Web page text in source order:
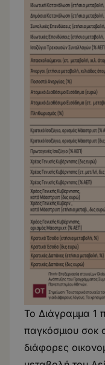
Το Διάγραμμα 1
παγκόσμιου σοκ
διάφορες